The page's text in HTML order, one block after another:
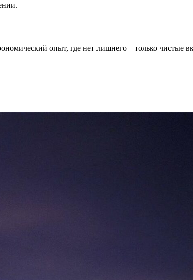
опыт, где нет лишнего – только чистые